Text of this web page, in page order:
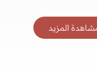
المزيد